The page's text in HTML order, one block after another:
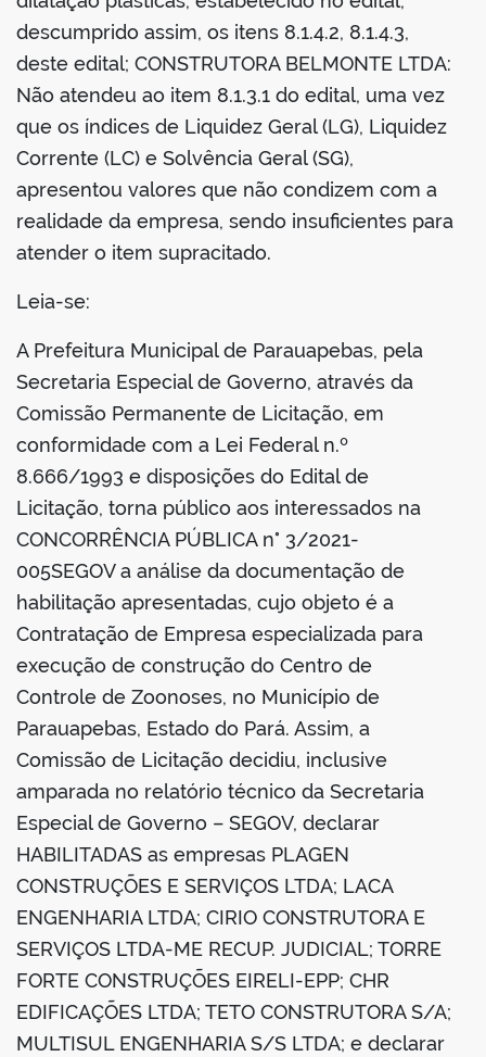
descumprido assim, os itens 8.1.4.2, 8.1.4.3,
deste edital; CONSTRUTORA BELMONTE LTDA:
Não atendeu ao item 8.1.3.1 do edital, uma vez
que os índices de Liquidez Geral (LG), Liquidez
Corrente (LC) e Solvência Geral (SG),
apresentou valores que não condizem com a
realidade da empresa, sendo insuficientes para
atender o item supracitado.
Leia-se:
A Prefeitura Municipal de Parauapebas, pela
Secretaria Especial de Governo, através da
Comissão Permanente de Licitação, em
conformidade com a Lei Federal n.º
8.666/1993 e disposições do Edital de
Licitação, torna público aos interessados na
CONCORRÊNCIA PÚBLICA n° 3/2021-
005SEGOV a análise da documentação de
habilitação apresentadas, cujo objeto é a
Contratação de Empresa especializada para
execução de construção do Centro de
Controle de Zoonoses, no Município de
Parauapebas, Estado do Pará. Assim, a
Comissão de Licitação decidiu, inclusive
amparada no relatório técnico da Secretaria
Especial de Governo – SEGOV, declarar
HABILITADAS as empresas PLAGEN
CONSTRUÇÕES E SERVIÇOS LTDA; LACA
ENGENHARIA LTDA; CIRIO CONSTRUTORA E
SERVIÇOS LTDA-ME RECUP. JUDICIAL; TORRE
FORTE CONSTRUÇÕES EIRELI-EPP; CHR
EDIFICAÇÕES LTDA; TETO CONSTRUTORA S/A;
MULTISUL ENGENHARIA S/S LTDA; e declarar